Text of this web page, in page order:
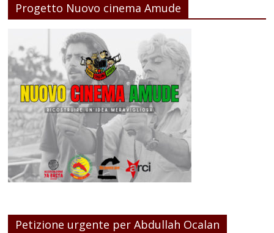
Progetto Nuovo cinema Amude
Petizione urgente per Abdullah Ocalan